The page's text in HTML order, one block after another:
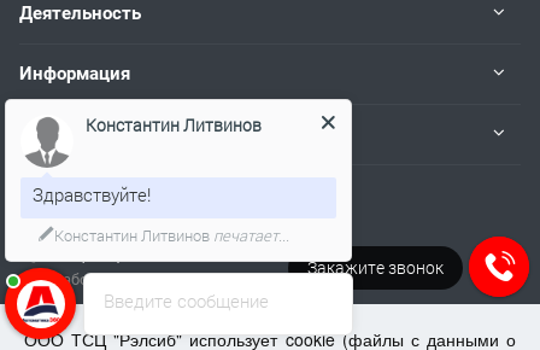
Деятельность
Информация
Пользователям
Наши контакты
Работаем пн.-пт. с 08:00 до 17:00
tech@kip.su
ООО ТСЦ "Рэлсиб" использует cookie (файлы с данными о
Закажите звонок
Введите сообщение
Константин Литвинов
Здравствуйте!
Константин Литвинов печатает...